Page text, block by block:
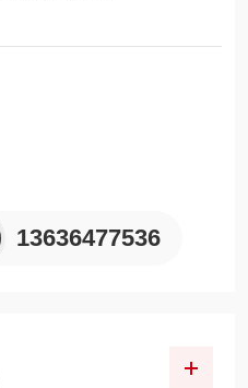
PBTB）, 黑色, 连接类型: 电缆
13636477536